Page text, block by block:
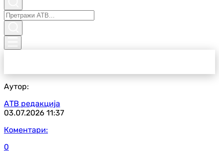
Аутор:
АТВ редакција
03.07.2026 11:37
Коментари:
0